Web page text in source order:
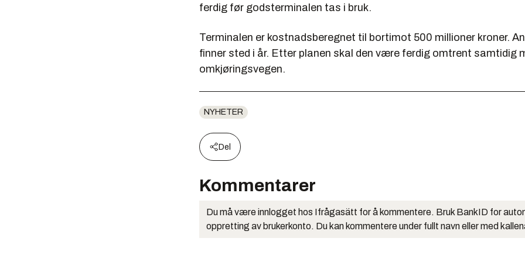
ferdig før godsterminalen tas i bruk.
Terminalen er kostnadsberegnet til bortimot 500 millioner kroner.
finner sted i år. Etter planen skal den være ferdig omtrent samtidig
omkjøringsvegen.
NYHETER
Del
Kommentarer
Du må være innlogget hos Ifrågasätt for å kommentere. Bruk BankID for
oppretting av brukerkonto. Du kan kommentere under fullt navn eller med